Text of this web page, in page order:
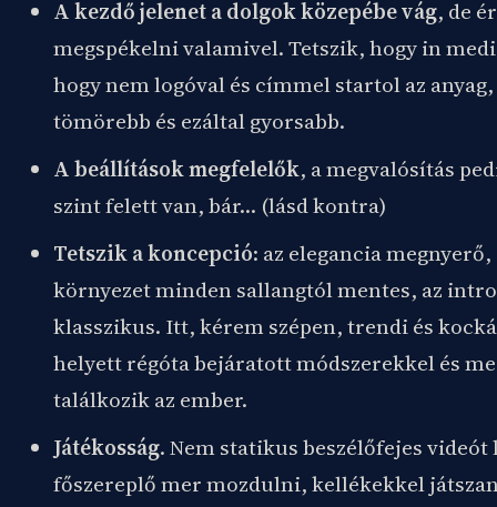
A kezdő jelenet a dolgok közepébe vág, de
megspékelni valamivel. Tetszik, hogy in
hogy nem logóval és címmel startol az
tömörebb és ezáltal gyorsabb.
A beállítások megfelelők, a megvalósítás
szint felett van, bár… (lásd kontra)
Tetszik a koncepció: az elegancia
környezet minden sallangtól mentes, az
klasszikus. Itt, kérem szépen, trendi és
helyett régóta bejáratott módszerekkel és
találkozik az ember.
Játékosság. Nem statikus beszélőfejes
főszereplő mer mozdulni, kellékekkel